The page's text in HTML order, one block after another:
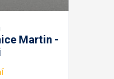
Martin -